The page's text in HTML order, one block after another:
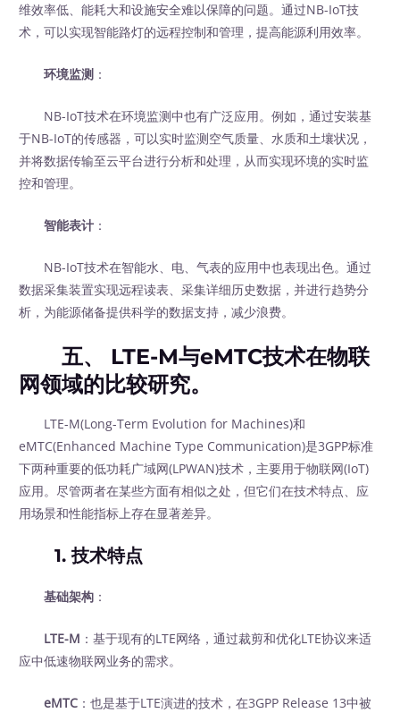
维效率低、能耗大和设施安全难以保障的问题。通过NB-IoT技
术，可以实现智能路灯的远程控制和管理，提高能源利用效率。
环境监测 ：
NB-IoT技术在环境监测中也有广泛应用。例如，通过安装基
于NB-IoT的传感器，可以实时监测空气质量、水质和土壤状况，
并将数据传输至云平台进行分析和处理，从而实现环境的实时监
控和管理。
智能表计 ：
NB-IoT技术在智能水、电、气表的应用中也表现出色。通过
数据采集装置实现远程读表、采集详细历史数据，并进行趋势分
析，为能源储备提供科学的数据支持，减少浪费。
五、 LTE-M与eMTC技术在物联
网领域的比较研究。
LTE-M(Long-Term Evolution for Machines)和
eMTC(Enhanced Machine Type Communication)是3GPP标准
下两种重要的低功耗广域网(LPWAN)技术，主要用于物联网(IoT)
应用。尽管两者在某些方面有相似之处，但它们在技术特点、应
用场景和性能指标上存在显著差异。
1. 技术特点
基础架构 ：
LTE-M ：基于现有的LTE网络，通过裁剪和优化LTE协议来适
应中低速物联网业务的需求。
eMTC ：也是基于LTE演进的技术，在3GPP Release 13中被